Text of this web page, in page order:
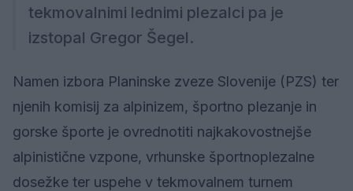
tekmovalnimi lednimi plezalci pa je
izstopal Gregor Šegel.
Namen izbora Planinske zveze Slovenije (PZS) ter
njenih komisij za alpinizem, športno plezanje in
gorske športe je ovrednotiti najkakovostnejše
alpinistične vzpone, vrhunske športnoplezalne
dosežke ter uspehe v tekmovalnem turnem